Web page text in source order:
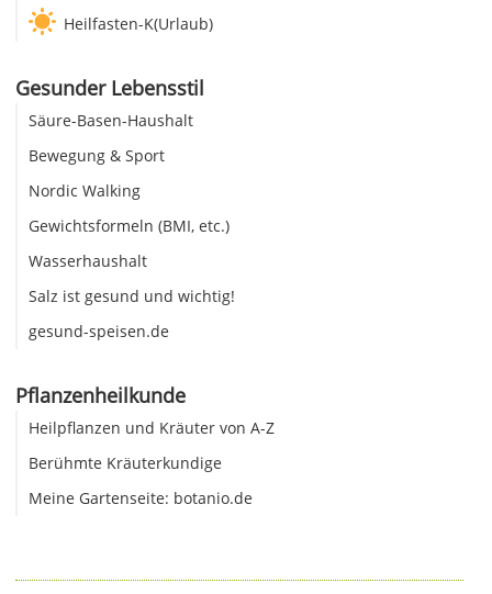
Heilfasten-K(Urlaub)
Gesunder Lebensstil
Säure-Basen-Haushalt
Bewegung & Sport
Nordic Walking
Gewichtsformeln (BMI, etc.)
Wasserhaushalt
Salz ist gesund und wichtig!
gesund-speisen.de
Pflanzenheilkunde
Heilpflanzen und Kräuter von A-Z
Berühmte Kräuterkundige
Meine Gartenseite: botanio.de